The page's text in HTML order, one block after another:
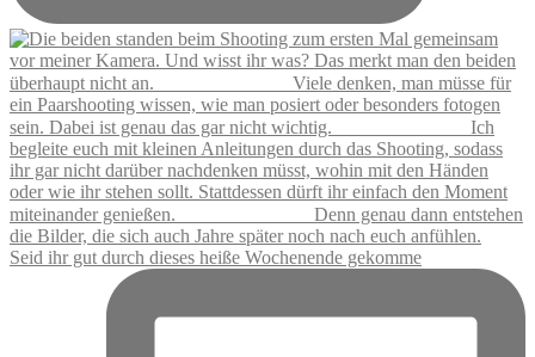
Seid ihr gut durch dieses heiße Wochenende gekomme